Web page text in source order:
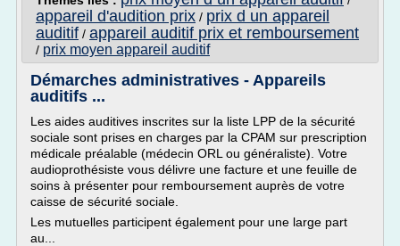
appareil d'audition prix / prix d un appareil
auditif / appareil auditif prix et remboursement
/ prix moyen appareil auditif
Démarches administratives - Appareils
auditifs ...
Les aides auditives inscrites sur la liste LPP de la sécurité
sociale sont prises en charges par la CPAM sur prescription
médicale préalable (médecin ORL ou généraliste). Votre
audioprothésiste vous délivre une facture et une feuille de
soins à présenter pour remboursement auprès de votre
caisse de sécurité sociale.
Les mutuelles participent également pour une large part
au...